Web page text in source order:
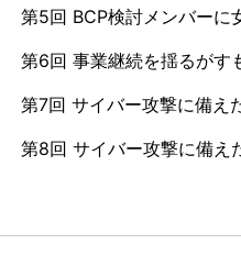
第5回 BCP検討メンバーに
第6回 事業継続を揺るがす
第7回 サイバー攻撃に備え
第8回 サイバー攻撃に備え